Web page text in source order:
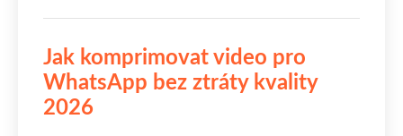
Jak komprimovat video pro
WhatsApp bez ztráty kvality
2026